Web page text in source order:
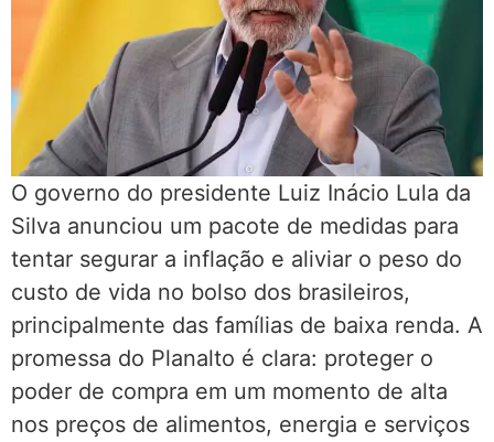
O governo do presidente Luiz Inácio Lula da
Silva anunciou um pacote de medidas para
tentar segurar a inflação e aliviar o peso do
custo de vida no bolso dos brasileiros,
principalmente das famílias de baixa renda. A
promessa do Planalto é clara: proteger o
poder de compra em um momento de alta
nos preços de alimentos, energia e serviços